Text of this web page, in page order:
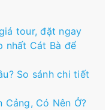
tour, đặt ngay
nhất Cát Bà để
So sánh chi tiết
Cảng, Có Nên Ở?